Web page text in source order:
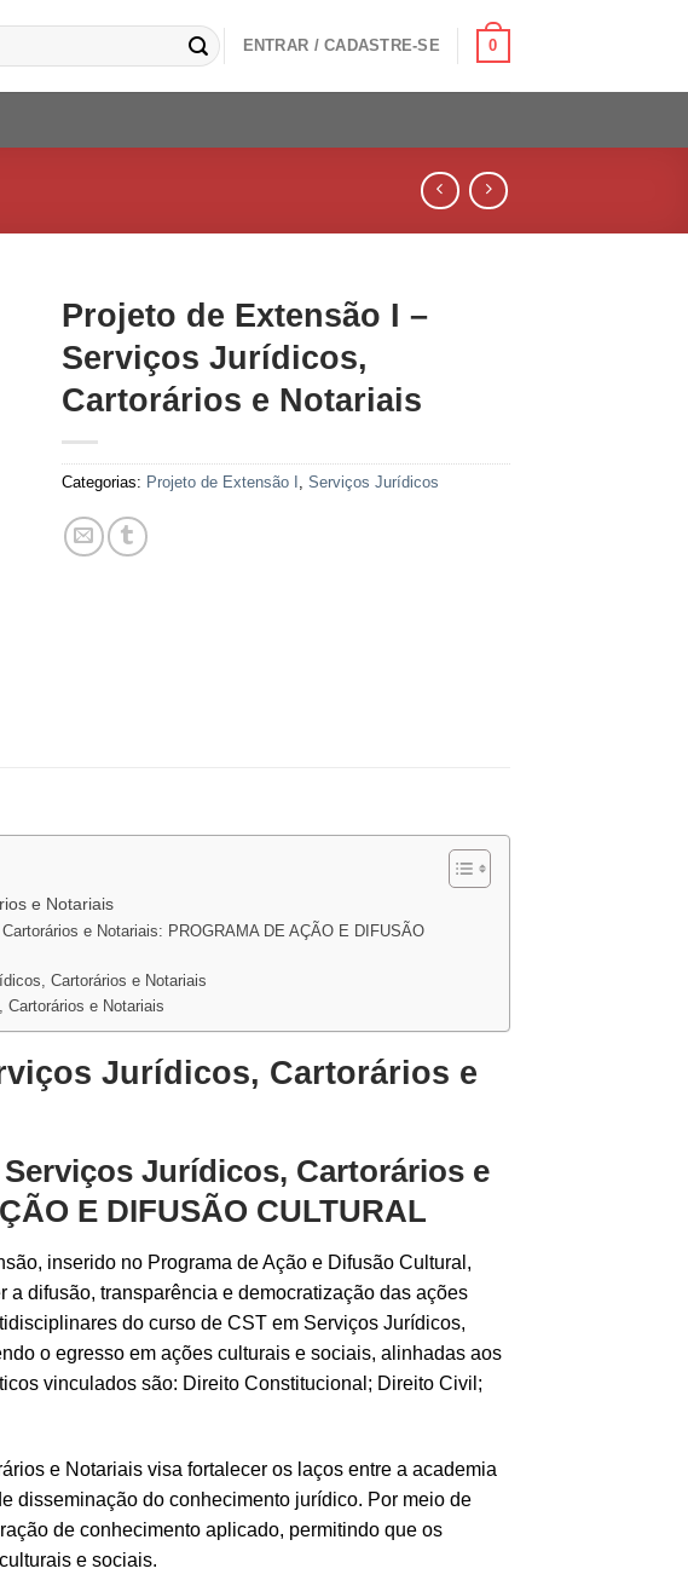
ENTRAR / CADASTRE-SE 0
Projeto de Extensão I –
Serviços Jurídicos,
Cartorários e Notariais
Categorias: Projeto de Extensão I ,Serviços Jurídicos
e Notariais
e Notariais: PROGRAMA DE AÇÃO E DIFUSÃO
Cartorários e Notariais
e Notariais
Jurídicos, Cartorários e
Serviços Jurídicos, Cartorários e
E DIFUSÃO CULTURAL
inserido no Programa de Ação e Difusão Cultural,
a difusão, transparência e democratização das ações
do curso de CST em Serviços Jurídicos,
o egresso em ações culturais e sociais, alinhadas aos
vinculados são: Direito Constitucional; Direito Civil;
e Notariais visa fortalecer os laços entre a academia
disseminação do conhecimento jurídico. Por meio de
de conhecimento aplicado, permitindo que os
e sociais.